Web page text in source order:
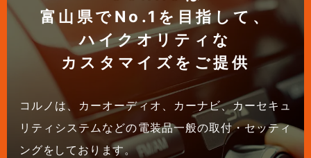
富山県でNo.1を目指して、
ハイクオリティな
カスタマイズをご提供
コルノは、カーオーディオ、カーナビ、カーセキュ
リティシステムなどの電装品一般の取付・セッティ
ングをしております。